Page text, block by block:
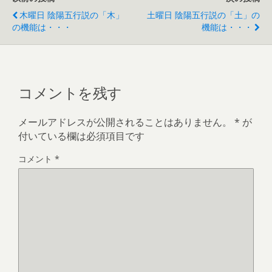
木曜日 陰陽五行説の「木」
の機能は・・・
土曜日 陰陽五行説の「土」の
機能は・・・
コメントを残す
メールアドレスが公開されることはありません。 * が
付いている欄は必須項目です
コメント *